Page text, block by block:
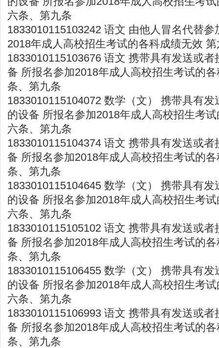
六条、第九条
1833010115103242 语文 由他人冒名代替
2018年成人高校招生考试的各科成绩无效
1833010115103676 语文 携带具有发送或
备 所报名参加2018年成人高校招生考试的
条、第九条
1833010115104072 数学（文） 携带具有
的设备 所报名参加2018年成人高校招生考
六条、第九条
1833010115104374 语文 携带具有发送或
备 所报名参加2018年成人高校招生考试的
条、第九条
1833010115104645 数学（文） 携带具有
的设备 所报名参加2018年成人高校招生考
六条、第九条
1833010115105102 语文 携带具有发送或
备 所报名参加2018年成人高校招生考试的
条、第九条
1833010115106455 数学（文） 携带具有
的设备 所报名参加2018年成人高校招生考
六条、第九条
1833010115106993 语文 携带具有发送或
备 所报名参加2018年成人高校招生考试的
条、第九条